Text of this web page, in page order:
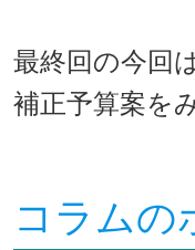
最終回の今回
補正予算案を
コラムの